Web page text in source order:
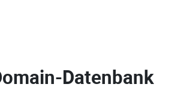
Datenbank